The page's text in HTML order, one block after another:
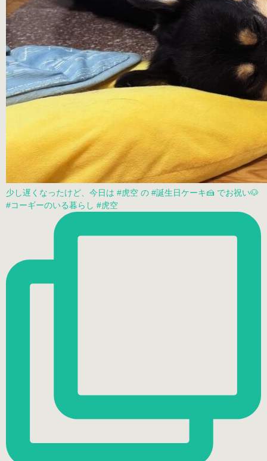
少し遅くなったけど、今日は #虎空 の #誕生日ケーキ🍰 でお祝い🐶
#コーギーのいる暮らし #虎空